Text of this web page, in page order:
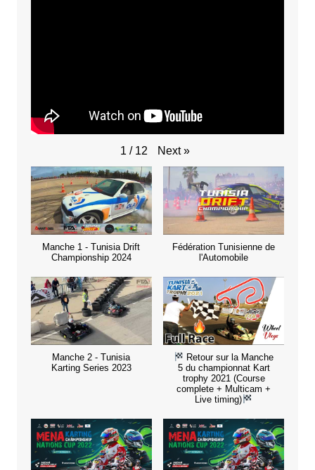
1 / 12 Next »
Manche 1 - Tunisia Drift
Championship 2024
Fédération Tunisienne de
l'Automobile
Manche 2 - Tunisia
Karting Series 2023
Retour sur la Manche
5 du championnat Kart
trophy 2021 (Course
complete + Multicam +
Live timing)